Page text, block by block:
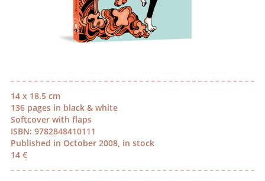
14 x 18.5 cm
136 pages in black & white
Softcover with flaps
ISBN: 9782848410111
Published in October 2008, in stock
14 €